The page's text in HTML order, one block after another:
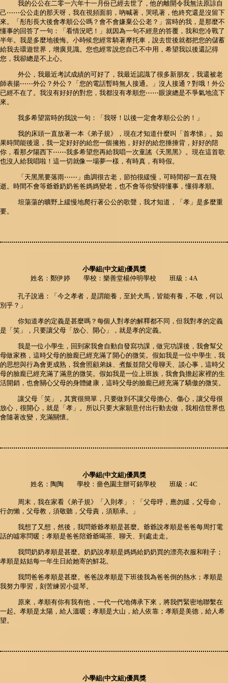
我的公公在二零一六年十一月份已經去世了，他的離開令我無法原諒自
己⋯⋯公公走的那天呀，我在視頻面前，吶喊著，哭吼著，他終究還是沒留下
來。「彤彤長大後會孝順公公嗎？會不會嫌棄公公老？」當時的我，是那麼不
懂事的回答了一句：「看情況吧！」就因為一句不經意的答覆，我和您冷戰了
半年。我是多麼地後悔。小時候您經常騎著摩托車，說去世後就都把您的儲蓄
給我去環遊世界，增廣見識。您也經常說您自己不中用，希望我以後還記得
您，我卻總是不上心。
外公，我最近考試成績的可好了，我最近認識了很多新朋友，我還被老
師表揚⋯⋯外公？外公？「您的電話暫時無人接通。」沒人接通？對哦！外公
已經不在了。我沒有好好的對您，我都沒有孝順您⋯⋯眼淚總是不爭氣地流下
來。
我多希望當時的我說一句：「我呀！以後一定會孝順公公的！」
我的床頭一直放著一本《弟子規》，現在才知道什麼叫「首孝悌」。如
果時間能後退，我一定好好的給您一個擁抱，好好的給您捶捶背，好好的陪
你，看那夕陽西下⋯⋯我多希望您再給我唱一次童謠《天黑黑》。現在這首歌
也沒人給我唱啦！這一切就像一場夢一樣，有時真，有時假。
「天黑黑要落雨⋯⋯」曲調很古老，節拍很緩慢，可時間卻一直在飛
逝。時間不會等爺爺奶奶爸爸媽媽變老，也不會等你變得懂事，懂得孝順。
坦蕩蕩的曠野上緩慢地爬行著公公的歌聲，我才知道，「孝」是多麼重
要。
小學組(中文組)優異獎
姓名：鄭伊婷 學校：樂善堂楊仲明學校 班級：4A
孔子說過：「今之孝者，是謂能養，至於犬馬，皆能有養，不敬，何以
別乎？」
你知道孝的定義是甚麼嗎？每個人對孝的解釋都不同，但我對孝的定義
是「笑」，只要讓父母「放心、開心」，就是孝的定義。
我是一位小學生，回到家我會自動自發寫功課，做完功課後，我會幫父
母做家務，這時父母的臉龐已經充滿了開心的微笑。假如我是一位中學生，我
的思想與行為會更成熟，我會照顧弟妹、煮飯並陪父母聊天、談心事，這時父
母的臉龐已經充滿了滿意的微笑。假如我是一位上班族，我會負擔起家裡的生
活開銷，也會關心父母的身體健康，這時父母的臉龐已經充滿了驕傲的微笑。
讓父母「笑」，其實很簡單，只要做到不讓父母擔心、傷心，讓父母很
放心，很開心，就是「孝」。所以只要大家願意付出行動去做，我相信世界也
會隨著改變，充滿關懷。
小學組(中文組)優異獎
姓名：陶陶 學校：嗇色園主辦可銘學校 班級：4C
周末，我在家看《弟子規》「入則孝」：「父母呼，應勿緩，父母命，
行勿懶，父母教，須敬聽，父母責，須順承。」
我想了又想，然後，我問爺爺孝順是甚麼。爺爺說孝順是爸爸每周打電
話的噓寒問暖；孝順是爸爸陪爺爺喝茶、聊天、到處走走。
我問奶奶孝順是甚麼。奶奶說孝順是媽媽給奶奶買的漂亮衣服和鞋子；
孝順是姑姑每一年生日給她寄的鮮花。
我問爸爸孝順是甚麼。爸爸說孝順是下班後我為爸爸倒的熱水；孝順是
我努力學習，刻苦練習小提琴。
原來，孝順有你有我有他，一代一代地傳承下來，將我們緊密地聯繫在
一起。孝順是太陽，給人溫暖；孝順是大山，給人依靠；孝順是美德，給人希
望。
小學組(中文組)優異獎